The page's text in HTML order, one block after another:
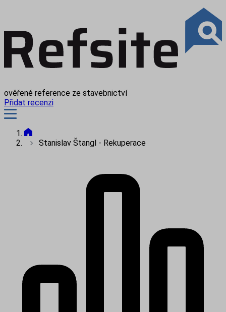
ověřené reference ze stavebnictví
Přidat recenzi
Stanislav Štangl - Rekuperace